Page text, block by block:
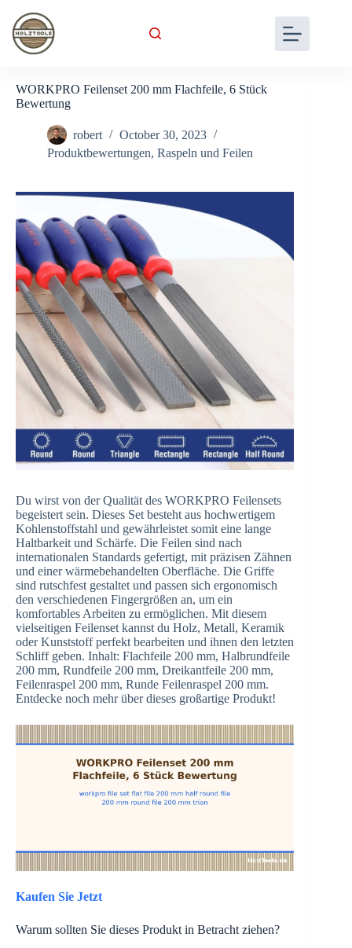
content
WORKPRO Feilenset 200 mm Flachfeile, 6 Stück
Bewertung
robert
October 30, 2023
Produktbewertungen, Raspeln und Feilen
Du wirst von der Qualität des WORKPRO Feilensets
begeistert sein. Dieses Set besteht aus hochwertigem
Kohlenstoffstahl und gewährleistet somit eine lange
Haltbarkeit und Schärfe. Die Feilen sind nach
internationalen Standards gefertigt, mit präzisen Zähnen
und einer wärmebehandelten Oberfläche. Die Griffe
sind rutschfest gestaltet und passen sich ergonomisch
den verschiedenen Fingergrößen an, um ein
komfortables Arbeiten zu ermöglichen. Mit diesem
vielseitigen Feilenset kannst du Holz, Metall, Keramik
oder Kunststoff perfekt bearbeiten und ihnen den letzten
Schliff geben. Inhalt: Flachfeile 200 mm, Halbrundfeile
200 mm, Rundfeile 200 mm, Dreikantfeile 200 mm,
Feilenraspel 200 mm, Runde Feilenraspel 200 mm.
Entdecke noch mehr über dieses großartige Produkt!
Kaufen Sie Jetzt
Warum sollten Sie dieses Produkt in Betracht ziehen?